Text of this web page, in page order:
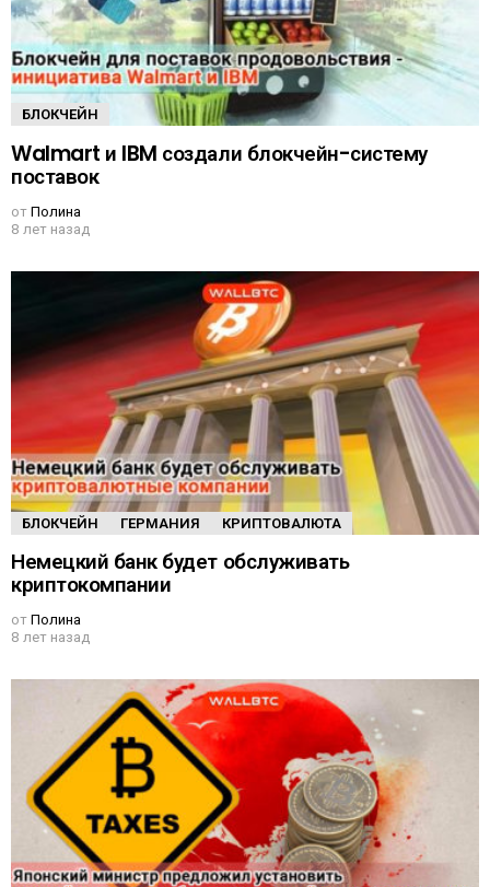
БЛОКЧЕЙН
Walmart и IBM создали блокчейн-систему
поставок
отПолина
8 лет назад
БЛОКЧЕЙН ГЕРМАНИЯ КРИПТОВАЛЮТА
Немецкий банк будет обслуживать
криптокомпании
отПолина
8 лет назад